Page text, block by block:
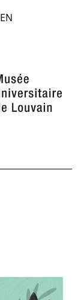
EN